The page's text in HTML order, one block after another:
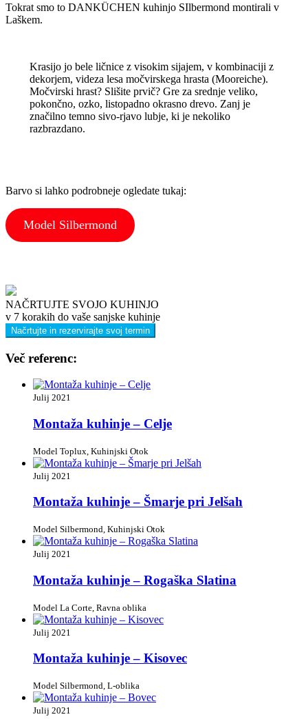
Tokrat smo to DANKÜCHEN kuhinjo SIlbermond montirali v
Laškem.
Krasijo jo bele ličnice z visokim sijajem, v kombinaciji z
dekorjem, videza lesa močvirskega hrasta (Mooreiche).
Močvirski hrast? Slišite prvič? Gre za srednje veliko,
pokončno, ozko, listopadno okrasno drevo. Zanj je
značilno temno sivo-rjavo lubje, ki je nekoliko
razbrazdano.
Barvo si lahko podrobneje ogledate tukaj:
Model Silbermond
NAČRTUJTE SVOJO KUHINJO
v 7 korakih do vaše sanjske kuhinje
Načrtujte in rezervirajte svoj termin
Več referenc:
Julij 2021
Montaža kuhinje – Celje
Model Toplux, Kuhinjski Otok
Julij 2021
Montaža kuhinje – Šmarje pri Jelšah
Model Silbermond, Kuhinjski Otok
Julij 2021
Montaža kuhinje – Rogaška Slatina
Model La Corte, Ravna oblika
Julij 2021
Montaža kuhinje – Kisovec
Model Silbermond, L-oblika
Julij 2021